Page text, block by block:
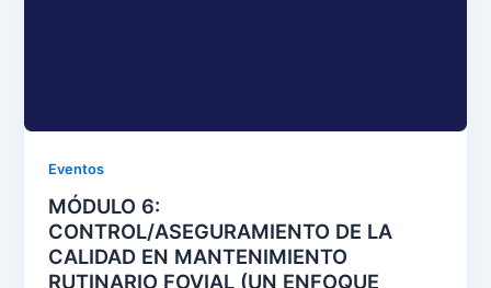
Eventos
MÓDULO 6:
CONTROL/ASEGURAMIENTO DE LA
CALIDAD EN MANTENIMIENTO
RUTINARIO FOVIAL (UN ENFOQUE